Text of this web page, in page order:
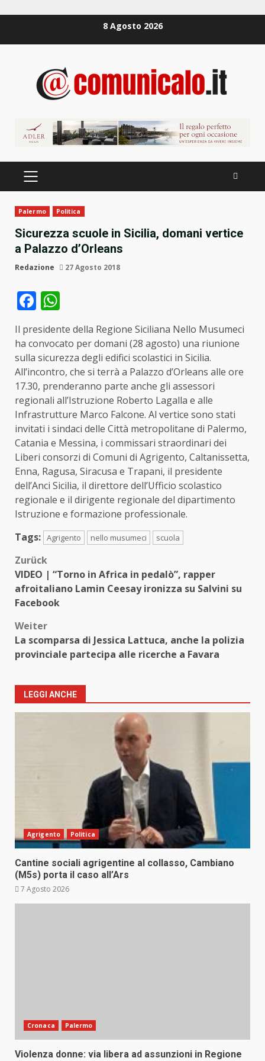
8 Agosto 2026
PRIMÄRES
MENÜ
Palermo Politica
Sicurezza scuole in Sicilia, domani vertice
a Palazzo d’Orleans
Redazione 27 Agosto 2018
Facebook
Il presidente della Regione Siciliana Nello Musumeci
ha convocato per domani (28 agosto) una riunione
sulla sicurezza degli edifici scolastici in Sicilia.
All’incontro, che si terrà a Palazzo d’Orleans alle ore
17.30, prenderanno parte anche gli assessori
regionali all’Istruzione Roberto Lagalla e alle
Infrastrutture Marco Falcone. Al vertice sono stati
invitati i sindaci delle Città metropolitane di Palermo,
Catania e Messina, i commissari straordinari dei
Liberi consorzi di Comuni di Agrigento, Caltanissetta,
Enna, Ragusa, Siracusa e Trapani, il presidente
dell’Anci Sicilia, il direttore dell’Ufficio scolastico
regionale e il dirigente regionale del dipartimento
Istruzione e formazione professionale.
Tags: Agrigento nello musumeci scuola
Beitragsnavigation
Zurück
VIDEO | “Torno in Africa in pedalò”, rapper
afroitaliano Lamin Ceesay ironizza su Salvini su
Facebook
Weiter
La scomparsa di Jessica Lattuca, anche la polizia
provinciale partecipa alle ricerche a Favara
LEGGI ANCHE
Agrigento Politica
Cantine sociali agrigentine al collasso, Cambiano
(M5s) porta il caso all’Ars
7 Agosto 2026
Cronaca Palermo
Violenza donne: via libera ad assunzioni in Regione